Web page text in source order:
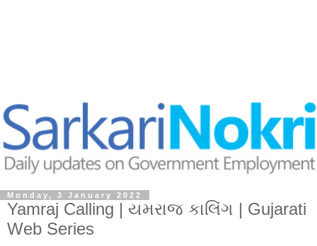
Monday, 3 January 2022
Yamraj Calling | યમરાજ કાલિંગ | Gujarati
Web Series